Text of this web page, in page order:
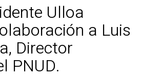
Ulloa
a Luis
Director
PNUD.